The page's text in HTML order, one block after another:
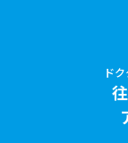
ド